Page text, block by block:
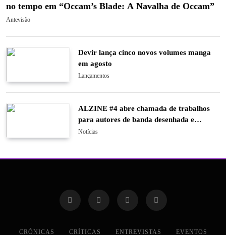
no tempo em “Occam’s Blade: A Navalha de Occam”
Antevisão
Devir lança cinco novos volumes manga
em agosto
Lançamentos
ALZINE #4 abre chamada de trabalhos
para autores de banda desenhada e
ilustração
Notícias
CRÓNICAS CRÍTICAS ENTREVISTAS EVENTOS